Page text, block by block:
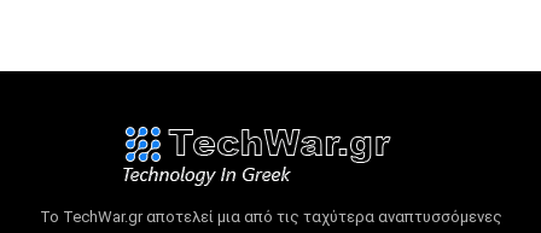
Το TechWar.gr αποτελεί μια από τις ταχύτερα αναπτυσσόμενες